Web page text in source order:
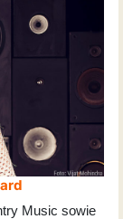
Music sowie